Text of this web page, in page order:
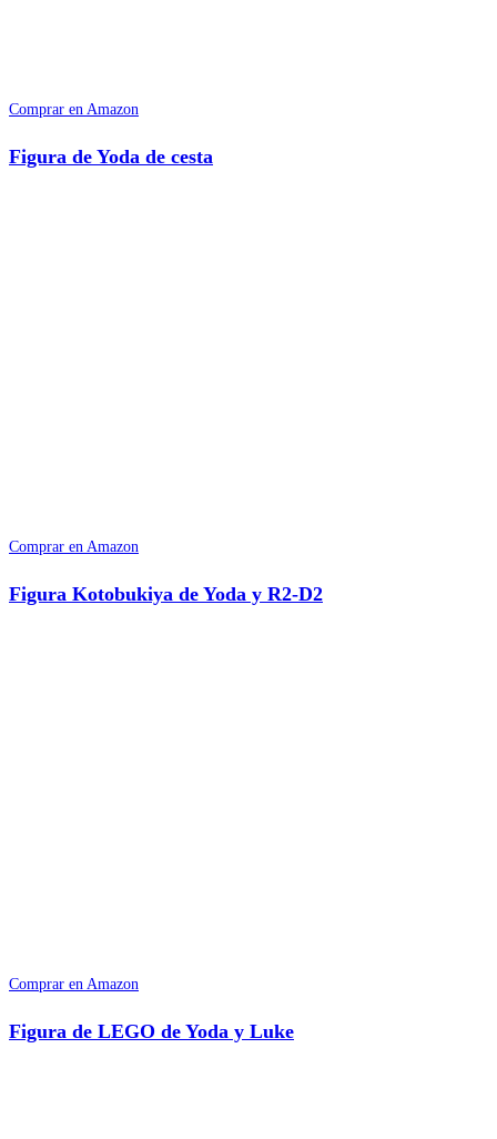
Comprar en Amazon
Figura de Yoda de cesta
Comprar en Amazon
Figura Kotobukiya de Yoda y R2-D2
Comprar en Amazon
Figura de LEGO de Yoda y Luke